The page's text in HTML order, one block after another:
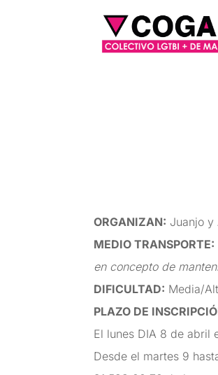
ORGANIZAN: Juanjo y
MEDIO TRANSPORTE:
en concepto de
DIFICULTAD: Media/
PLAZO DE
El lunes DIA 8 de abril
Desde el martes 9